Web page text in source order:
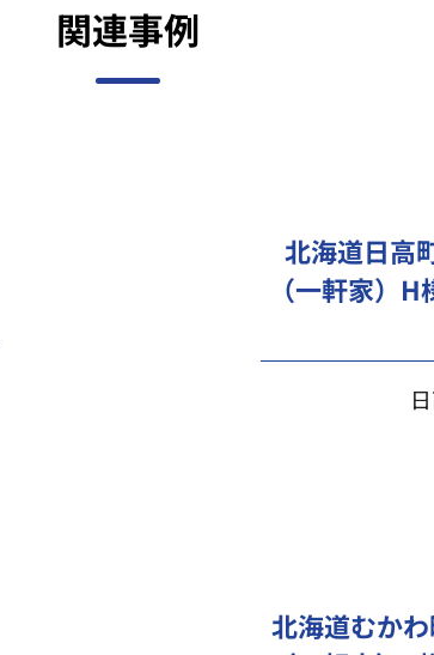
関連事例
北海道日高
（一軒家）
北海道むか